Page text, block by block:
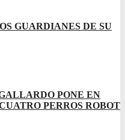
GUARDIANES DE SU
PONE EN
PERROS ROBOT